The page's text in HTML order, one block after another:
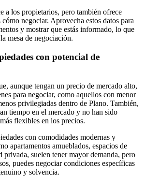
a los propietarios, pero también ofrece
negociar. Aprovecha estos datos para
y mostrar que estás informado, lo que
mesa de negociación.
con potencial de
aunque tengan un precio de mercado alto,
para negociar, como aquellos con menor
privilegiadas dentro de Plano. También,
tiempo en el mercado y no han sido
flexibles en los precios.
con comodidades modernas y
apartamentos amueblados, espacios de
suelen tener mayor demanda, pero
puedes negociar condiciones específicas
y solvencia.